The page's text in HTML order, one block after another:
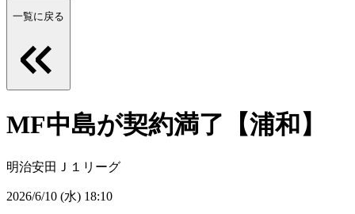
一覧に戻る
MF中島が契約満了【浦和】
明治安田Ｊ１リーグ
2026/6/10 (水) 18:10